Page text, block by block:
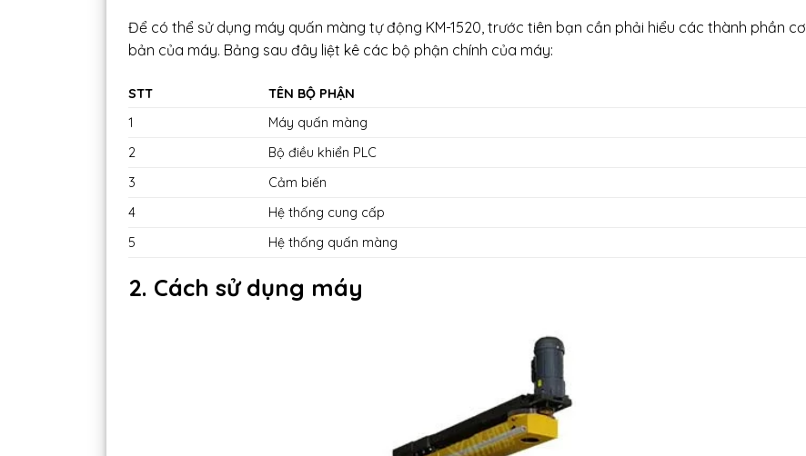
Để có thể sử dụng máy quấn màng tự động KM-1520, trước tiên bạn cần phải hiểu các thành phần cơ
bản của máy. Bảng sau đây liệt kê các bộ phận chính của máy:
STT
TÊN BỘ PHẬN
1
Máy quấn màng
2
Bộ điều khiển PLC
3
Cảm biến
4
Hệ thống cung cấp
5
Hệ thống quấn màng
2. Cách sử dụng máy